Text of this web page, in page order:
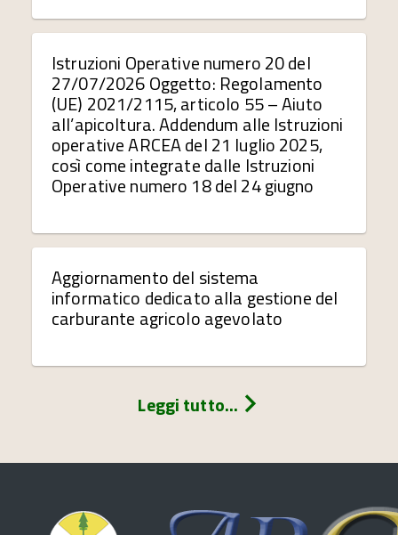
Istruzioni Operative numero 20 del
27/07/2026 Oggetto: Regolamento
(UE) 2021/2115, articolo 55 – Aiuto
all’apicoltura. Addendum alle Istruzioni
operative ARCEA del 21 luglio 2025,
così come integrate dalle Istruzioni
Operative numero 18 del 24 giugno
Aggiornamento del sistema
informatico dedicato alla gestione del
carburante agricolo agevolato
Leggi tutto...